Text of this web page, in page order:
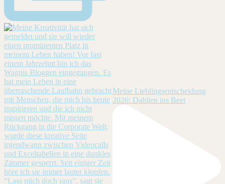
Meine Lieblingsentscheidung
2026: Dahlien ins Beet